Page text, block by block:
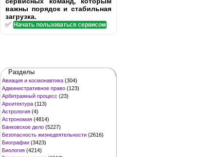
важны порядок и стабильная
загрузка.
✅ Начать пользоваться сервисом
Разделы
Авиация и космонавтика (304)
Административное право (123)
Арбитражный процесс (23)
Архитектура (113)
Астрология (4)
Астрономия (4814)
Банковское дело (5227)
Безопасность жизнедеятельности (2616)
Биографии (3423)
Биология (4214)